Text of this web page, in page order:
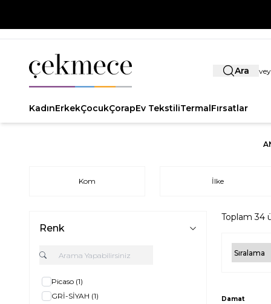
Ara
KadınErkekÇocukÇorapEv TekstiliTermalFırsatlar
Kom İlke
Renk
Picaso (1)
GRİ-SİYAH (1)
Toplam34
Damat